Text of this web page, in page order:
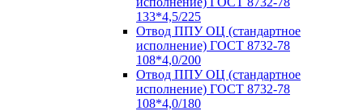
133*4,5/225
Отвод ППУ ОЦ (стандартное
исполнение) ГОСТ 8732-78
108*4,0/200
Отвод ППУ ОЦ (стандартное
исполнение) ГОСТ 8732-78
108*4,0/180